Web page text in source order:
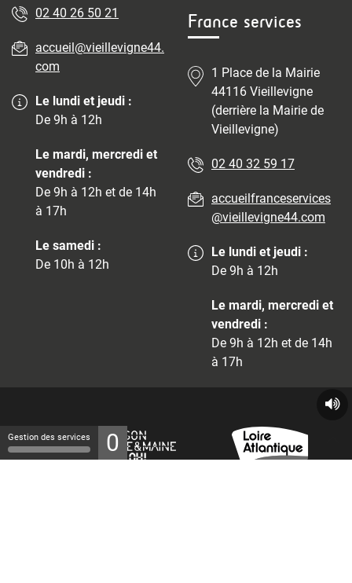
02 40 26 50 21
accueil@vieillevigne44.
com
Le lundi et jeudi :
De 9h à 12h
Le mardi, mercredi et
vendredi :
De 9h à 12h et de 14h
à 17h
Le samedi :
De 10h à 12h
France services
1 Place de la Mairie
44116 Vieillevigne
(derrière la Mairie de
Vieillevigne)
02 40 32 59 17
accueilfranceservices
@vieillevigne44.com
Le lundi et jeudi :
De 9h à 12h
Le mardi, mercredi et
vendredi :
De 9h à 12h et de 14h
à 17h
Gestion des services 0